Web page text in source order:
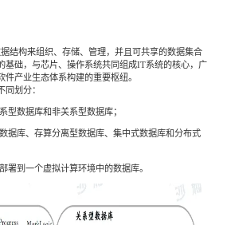
结构来组织、存储、管理，并且可共享的数据集合
基础，与芯片、操作系统共同组成IT系统的核⼼，⼴
件产业⽣态体系构建的重要枢纽。
划分：
型数据库和非关系型数据库；
据库、存算分离型数据库、集中式数据库和分布式
署到⼀个虚拟计算环境中的数据库。